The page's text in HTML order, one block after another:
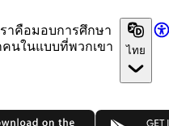
าคือมอบการศึกษา
นในแบบที่พวกเขา
ไทย
Google Play